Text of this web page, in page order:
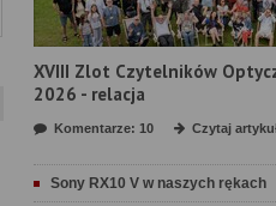
XVIII Zlot Czytelników
2026 - relacja
Komentarze: 10 Czytaj
Sony RX10 V w naszych rękach